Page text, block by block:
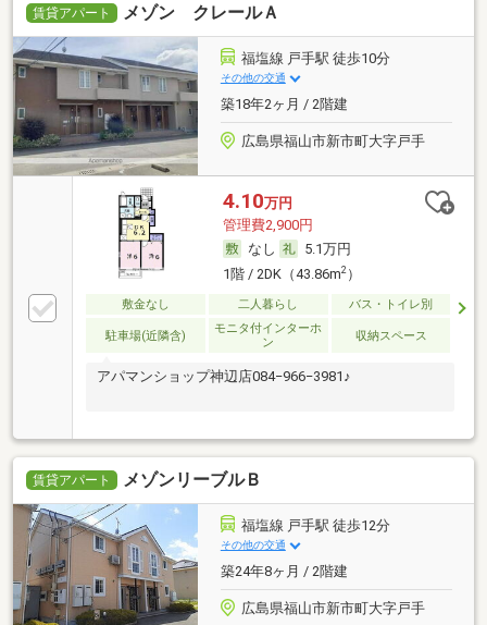
賃貸アパート メゾン クレールＡ
福塩線 戸手駅 徒歩10分
その他の交通
築18年2ヶ月 / 2階建
広島県福山市新市町大字戸手
4.10万円
管理費2,900円
なし
5.1万円
1階 / 2DK（43.86m2）
敷金なし 二人暮らし バス・トイレ別
駐車場(近隣含)
モニタ付インターホ
ン
収納スペース
アパマンショップ神辺店084−966−3981♪
賃貸アパート メゾンリーブルＢ
福塩線 戸手駅 徒歩12分
その他の交通
築24年8ヶ月 / 2階建
広島県福山市新市町大字戸手